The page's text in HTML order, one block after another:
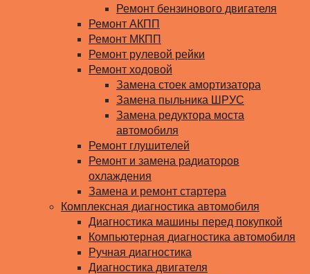
Ремонт бензинового двигателя
Ремонт АКПП
Ремонт МКПП
Ремонт рулевой рейки
Ремонт ходовой
Замена стоек амортизатора
Замена пыльника ШРУС
Замена редуктора моста
автомобиля
Ремонт глушителей
Ремонт и замена радиаторов
охлаждения
Замена и ремонт стартера
Комплексная диагностика автомобиля
Диагностика машины перед покупкой
Компьютерная диагностика автомобиля
Ручная диагностика
Диагностика двигателя